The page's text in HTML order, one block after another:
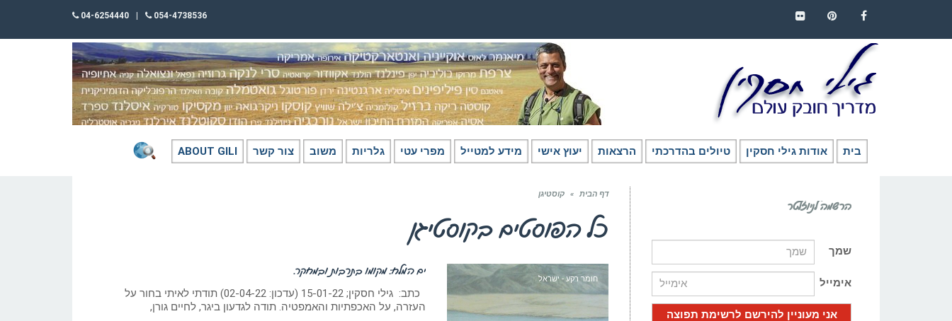
054-4738536
04-6254440
בית אודות גילי חסקין טיולים בהדרכתי הרצאות יעוץ אישי מידע למטייל מפרי עטי גלריות משוב צור קשר ABOUT GILI
דף הבית » קוסטיגן
כל הפוסטים בקוסטיגן
חומר רקע - ישראל
ים המלח: מקומו בתרבות ובמחקר.
כתב: גילי חסקין; 15-01-22 (עדכון: 02-04-22) תודתי לאיתי בחור על
העזרה, על האכפתיות והאמפטיה. תודה לגדעון ביגר, לחיים גורן,
הרשמה לניוזלטר
שמך
אימייל